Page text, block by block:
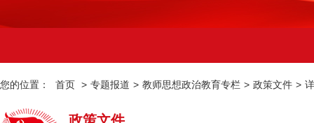
您的位置： 首页 > 专题报道 > 教师思想政治教育专栏 > 政策文件 >